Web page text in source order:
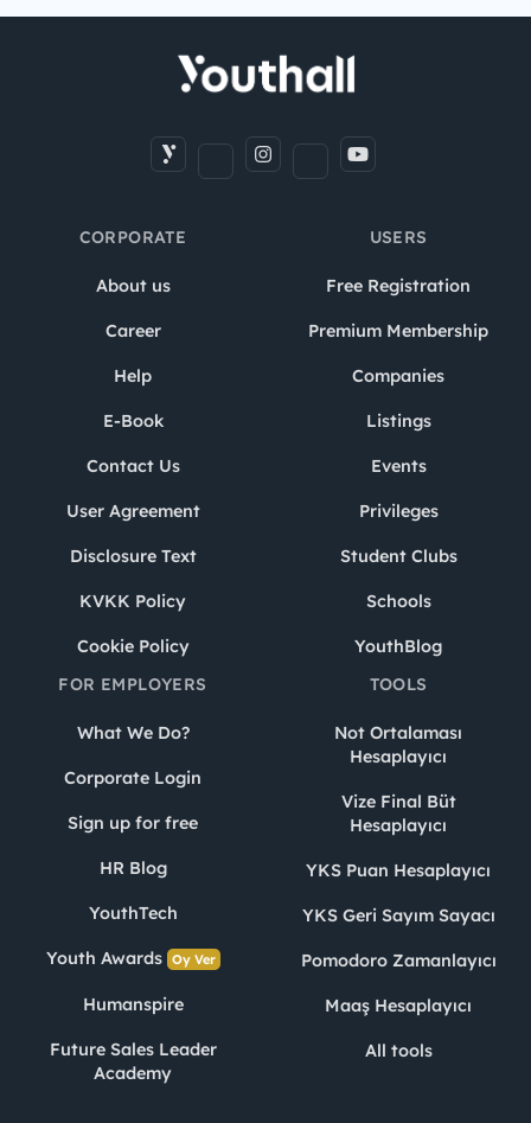
CORPORATE
About us
Career
Help
E-Book
Contact Us
User Agreement
Disclosure Text
KVKK Policy
Cookie Policy
USERS
Free Registration
Premium Membership
Companies
Listings
Events
Privileges
Student Clubs
Schools
YouthBlog
FOR EMPLOYERS
What We Do?
Corporate Login
Sign up for free
HR Blog
YouthTech
Youth Awards Oy Ver
Humanspire
Future Sales Leader
Academy
TOOLS
Not Ortalaması
Hesaplayıcı
Vize Final Büt
Hesaplayıcı
YKS Puan Hesaplayıcı
YKS Geri Sayım Sayacı
Pomodoro Zamanlayıcı
Maaş Hesaplayıcı
All tools